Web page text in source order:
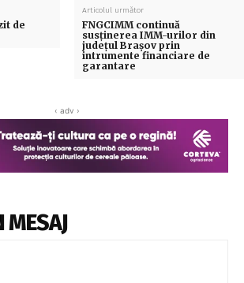
de
Articolul următor
FNGCIMM continuă
susţinerea IMM-urilor din
judeţul Braşov prin
intrumente financiare de
garantare
‹ adv ›
MESAJ